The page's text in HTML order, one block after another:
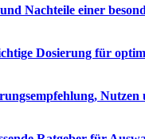
Nachteile einer
Dosierung für
Nutzen